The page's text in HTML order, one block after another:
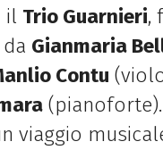
il Trio Guarnieri,
Gianmaria
Contu
viaggio